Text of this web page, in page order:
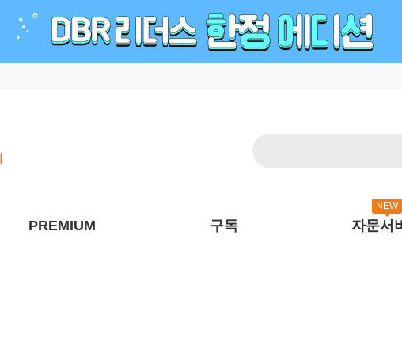
PREMIUM 구독
NEW
자문서